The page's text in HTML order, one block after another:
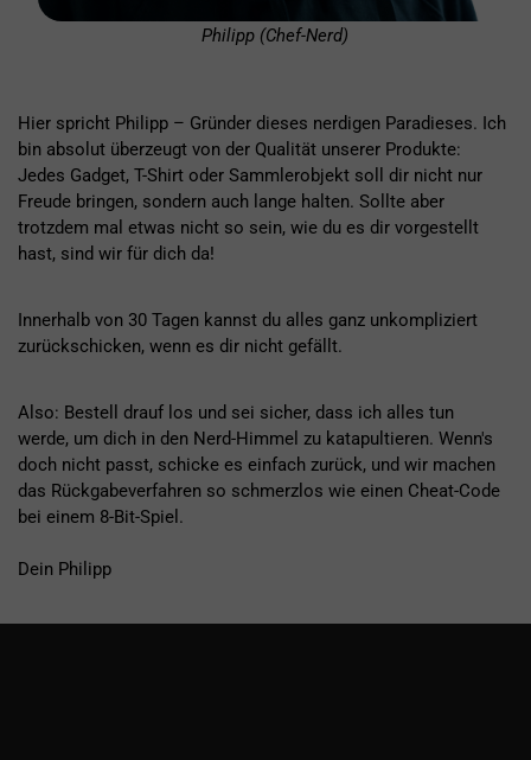
Philipp (Chef-Nerd)
Hier spricht Philipp – Gründer dieses nerdigen Paradieses. Ich
bin absolut überzeugt von der Qualität unserer Produkte:
Jedes Gadget, T-Shirt oder Sammlerobjekt soll dir nicht nur
Freude bringen, sondern auch lange halten. Sollte aber
trotzdem mal etwas nicht so sein, wie du es dir vorgestellt
hast, sind wir für dich da!
Innerhalb von 30 Tagen kannst du alles ganz unkompliziert
zurückschicken, wenn es dir nicht gefällt.
Also: Bestell drauf los und sei sicher, dass ich alles tun
werde, um dich in den Nerd-Himmel zu katapultieren. Wenn's
doch nicht passt, schicke es einfach zurück, und wir machen
das Rückgabeverfahren so schmerzlos wie einen Cheat-Code
bei einem 8-Bit-Spiel.
Dein Philipp